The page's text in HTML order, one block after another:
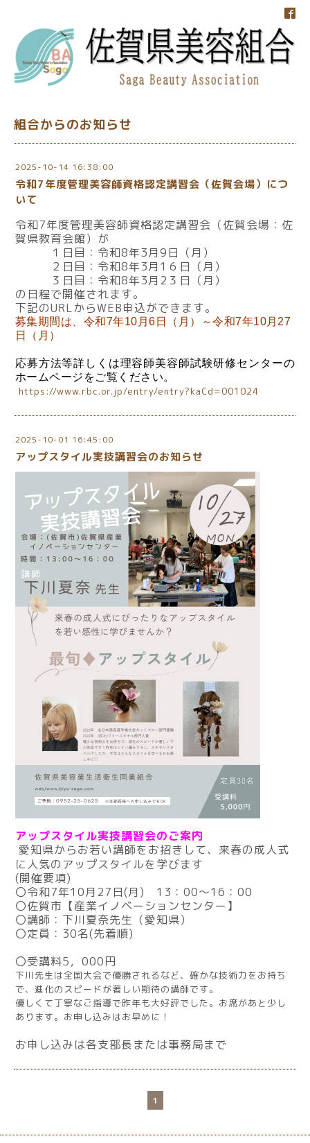
組合からのお知らせ
2025-10-14 16:38:00
令和7年度管理美容師資格認定講習会（佐賀会場）につ
いて
令和7年度管理美容師資格認定講習会（佐賀会場：佐
賀県教育会館）が
１日目：令和8年3月9日（月）
２日目：令和8年3月1６日（月）
３日目：令和8年3月2３日（月）
の日程で開催されます。
下記のURLからWEB申込ができます。
募集期間は、令和7年10月6日（月）～令和7年10月27
日（月）
応募方法等詳しくは理容師美容師試験研修センターの
ホームページをご覧ください。
https://www.rbc.or.jp/entry/entry?kaCd=001024
2025-10-01 16:45:00
アップスタイル実技講習会のお知らせ
アップスタイル実技講習会のご案内
愛知県からお若い講師をお招きして、来春の成人式
に人気のアップスタイルを学びます
(開催要項)
〇令和7年10月27日(月) 13：00～16：00
〇佐賀市【産業イノベーションセンター】
〇講師：下川夏奈先生（愛知県）
〇定員：30名(先着順)
〇受講料5，000円
下川先生は全国大会で優勝されるなど、確かな技術力をお持ち
で、進化のスピードが著しい期待の講師です。
優しくて丁寧なご指導で昨年も大好評でした。お席があと少し
あります。お申し込みはお早めに！
お申し込みは各支部長または事務局まで
1